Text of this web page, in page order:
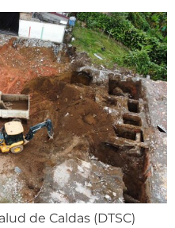
de Caldas (DTSC)